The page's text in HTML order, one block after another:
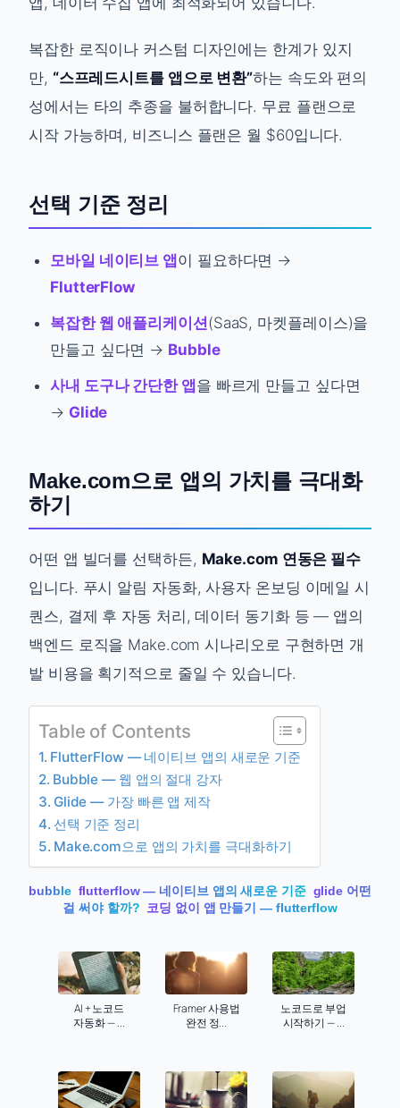
복잡한 로직이나 커스텀 디자인에는 한계가 있지
만, “스프레드시트를 앱으로 변환”하는 속도와 편의
성에서는 타의 추종을 불허합니다. 무료 플랜으로
시작 가능하며, 비즈니스 플랜은 월 $60입니다.
선택 기준 정리
모바일 네이티브 앱 이 필요하다면 →
FlutterFlow
복잡한 웹 애플리케이션(SaaS, 마켓플레이스)을
만들고 싶다면 → Bubble
사내 도구나 간단한 앱 을 빠르게 만들고 싶다면
→ Glide
Make.com으로 앱의 가치를 극대화
하기
어떤 앱 빌더를 선택하든, Make.com 연동은 필수
입니다. 푸시 알림 자동화, 사용자 온보딩 이메일 시
퀀스, 결제 후 자동 처리, 데이터 동기화 등 — 앱의
백엔드 로직을 Make.com 시나리오로 구현하면 개
발 비용을 획기적으로 줄일 수 있습니다.
Table of Contents
FlutterFlow — 네이티브 앱의 새로운 기준
Bubble — 웹 앱의 절대 강자
Glide — 가장 빠른 앱 제작
선택 기준 정리
Make.com으로 앱의 가치를 극대화하기
bubble flutterflow — 네이티브 앱의 새로운 기준 glide 어떤
걸 써야 할까?
코딩 없이 앱 만들기 — flutterflow
AI + 노코드
자동화 — ...
Framer 사용법
완전 정...
노코드로 부업
시작하기 — ...